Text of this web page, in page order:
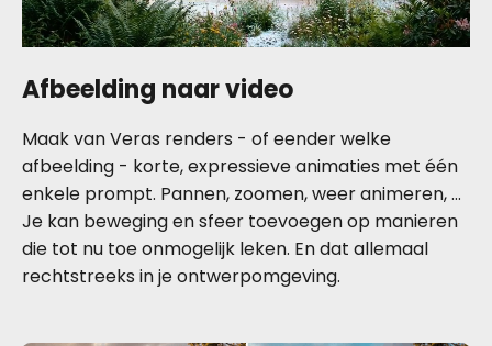
Afbeelding naar video
Maak van Veras renders - of eender welke
afbeelding - korte, expressieve animaties met één
enkele prompt. Pannen, zoomen, weer animeren, …
Je kan beweging en sfeer toevoegen op manieren
die tot nu toe onmogelijk leken. En dat allemaal
rechtstreeks in je ontwerpomgeving.